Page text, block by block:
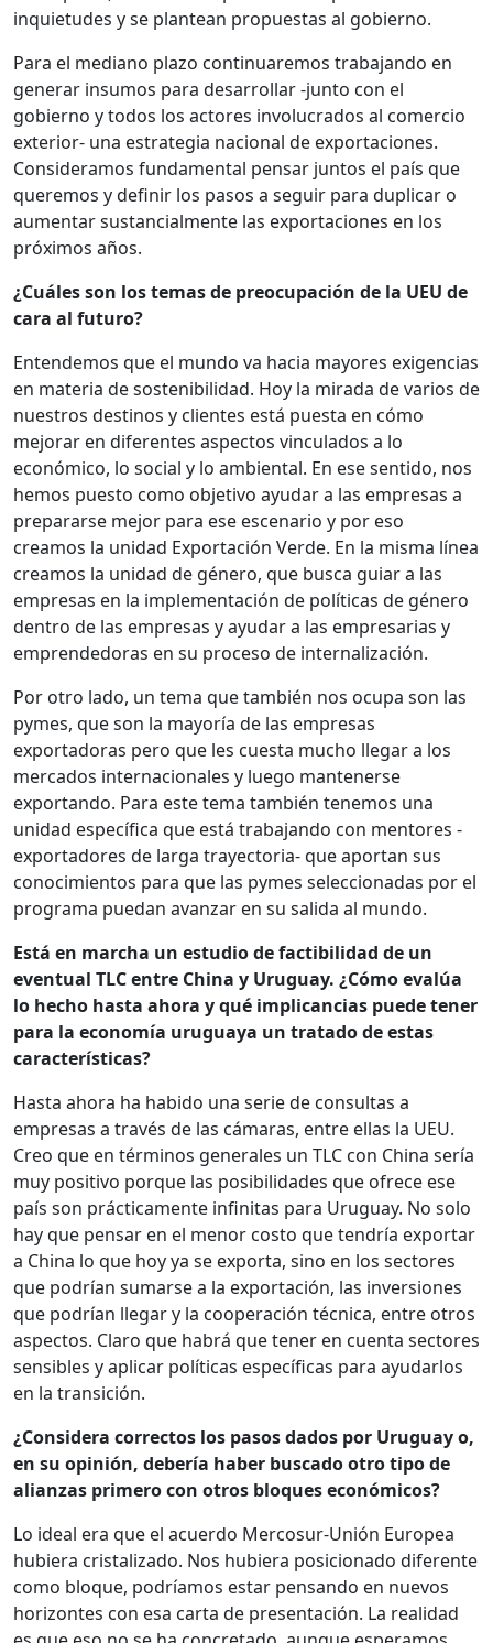
inquietudes y se plantean propuestas al gobierno.
Para el mediano plazo continuaremos trabajando en
generar insumos para desarrollar -junto con el
gobierno y todos los actores involucrados al comercio
exterior- una estrategia nacional de exportaciones.
Consideramos fundamental pensar juntos el país que
queremos y definir los pasos a seguir para duplicar o
aumentar sustancialmente las exportaciones en los
próximos años.
¿Cuáles son los temas de preocupación de la UEU de
cara al futuro?
Entendemos que el mundo va hacia mayores exigencias
en materia de sostenibilidad. Hoy la mirada de varios de
nuestros destinos y clientes está puesta en cómo
mejorar en diferentes aspectos vinculados a lo
económico, lo social y lo ambiental. En ese sentido, nos
hemos puesto como objetivo ayudar a las empresas a
prepararse mejor para ese escenario y por eso
creamos la unidad Exportación Verde. En la misma línea
creamos la unidad de género, que busca guiar a las
empresas en la implementación de políticas de género
dentro de las empresas y ayudar a las empresarias y
emprendedoras en su proceso de internalización.
Por otro lado, un tema que también nos ocupa son las
pymes, que son la mayoría de las empresas
exportadoras pero que les cuesta mucho llegar a los
mercados internacionales y luego mantenerse
exportando. Para este tema también tenemos una
unidad específica que está trabajando con mentores -
exportadores de larga trayectoria- que aportan sus
conocimientos para que las pymes seleccionadas por el
programa puedan avanzar en su salida al mundo.
Está en marcha un estudio de factibilidad de un
eventual TLC entre China y Uruguay. ¿Cómo evalúa
lo hecho hasta ahora y qué implicancias puede tener
para la economía uruguaya un tratado de estas
características?
Hasta ahora ha habido una serie de consultas a
empresas a través de las cámaras, entre ellas la UEU.
Creo que en términos generales un TLC con China sería
muy positivo porque las posibilidades que ofrece ese
país son prácticamente infinitas para Uruguay. No solo
hay que pensar en el menor costo que tendría exportar
a China lo que hoy ya se exporta, sino en los sectores
que podrían sumarse a la exportación, las inversiones
que podrían llegar y la cooperación técnica, entre otros
aspectos. Claro que habrá que tener en cuenta sectores
sensibles y aplicar políticas específicas para ayudarlos
en la transición.
¿Considera correctos los pasos dados por Uruguay o,
en su opinión, debería haber buscado otro tipo de
alianzas primero con otros bloques económicos?
Lo ideal era que el acuerdo Mercosur-Unión Europea
hubiera cristalizado. Nos hubiera posicionado diferente
como bloque, podríamos estar pensando en nuevos
horizontes con esa carta de presentación. La realidad